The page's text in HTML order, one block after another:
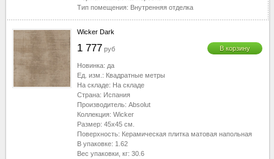
Тип помещения: Внутренняя отделка
Wicker Dark
1 777 руб В корзину
Новинка: да
Ед. изм.: Квадратные метры
На складе: На складе
Страна: Испания
Производитель: Absolut
Коллекция: Wicker
Размер: 45x45 см.
Поверхность: Керамическая плитка матовая напольная
В упаковке: 1.62
Вес упаковки, кг: 30.6